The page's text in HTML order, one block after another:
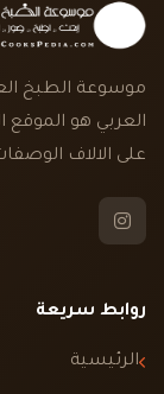
موسوعة الطبخ
العربي هو الموقع
على الالاف
روابط سريعة
الرئيسية